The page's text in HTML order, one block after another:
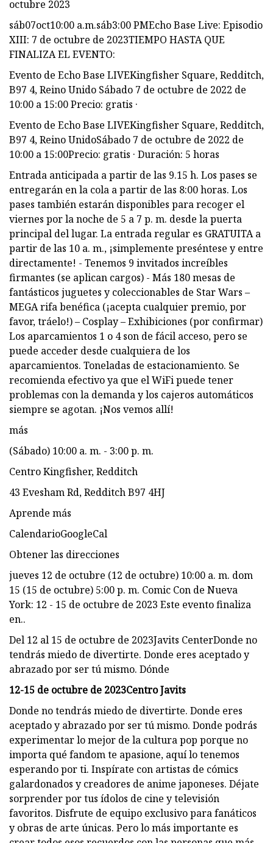
octubre 2023
sáb07oct10:00 a.m.sáb3:00 PMEcho Base Live: Episodio
XIII: 7 de octubre de 2023TIEMPO HASTA QUE
FINALIZA EL EVENTO:
Evento de Echo Base LIVEKingfisher Square, Redditch,
B97 4, Reino Unido Sábado 7 de octubre de 2022 de
10:00 a 15:00 Precio: gratis ·
Evento de Echo Base LIVEKingfisher Square, Redditch,
B97 4, Reino UnidoSábado 7 de octubre de 2022 de
10:00 a 15:00Precio: gratis · Duración: 5 horas
Entrada anticipada a partir de las 9.15 h. Los pases se
entregarán en la cola a partir de las 8:00 horas. Los
pases también estarán disponibles para recoger el
viernes por la noche de 5 a 7 p. m. desde la puerta
principal del lugar. La entrada regular es GRATUITA a
partir de las 10 a. m., ¡simplemente preséntese y entre
directamente! - Tenemos 9 invitados increíbles
firmantes (se aplican cargos) - Más 180 mesas de
fantásticos juguetes y coleccionables de Star Wars –
MEGA rifa benéfica (¡acepta cualquier premio, por
favor, tráelo!) – Cosplay – Exhibiciones (por confirmar)
Los aparcamientos 1 o 4 son de fácil acceso, pero se
puede acceder desde cualquiera de los
aparcamientos. Toneladas de estacionamiento. Se
recomienda efectivo ya que el WiFi puede tener
problemas con la demanda y los cajeros automáticos
siempre se agotan. ¡Nos vemos allí!
más
(Sábado) 10:00 a. m. - 3:00 p. m.
Centro Kingfisher, Redditch
43 Evesham Rd, Redditch B97 4HJ
Aprende más
CalendarioGoogleCal
Obtener las direcciones
jueves 12 de octubre (12 de octubre) 10:00 a. m. dom
15 (15 de octubre) 5:00 p. m. Comic Con de Nueva
York: 12 - 15 de octubre de 2023 Este evento finaliza
en..
Del 12 al 15 de octubre de 2023Javits CenterDonde no
tendrás miedo de divertirte. Donde eres aceptado y
abrazado por ser tú mismo. Dónde
12-15 de octubre de 2023Centro Javits
Donde no tendrás miedo de divertirte. Donde eres
aceptado y abrazado por ser tú mismo. Donde podrás
experimentar lo mejor de la cultura pop porque no
importa qué fandom te apasione, aquí lo tenemos
esperando por ti. Inspírate con artistas de cómics
galardonados y creadores de anime japoneses. Déjate
sorprender por tus ídolos de cine y televisión
favoritos. Disfrute de equipo exclusivo para fanáticos
y obras de arte únicas. Pero lo más importante es